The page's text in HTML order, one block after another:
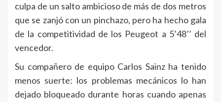
culpa de un salto ambicioso de más de dos metros
que se zanjó con un pinchazo, pero ha hecho gala
de la competitividad de los Peugeot a 5’48’’ del
vencedor.
Su compañero de equipo Carlos Sainz ha tenido
menos suerte: los problemas mecánicos lo han
dejado bloqueado durante horas cuando apenas